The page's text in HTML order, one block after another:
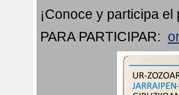
¡Conoce y participa
PARA PARTICIPAR: